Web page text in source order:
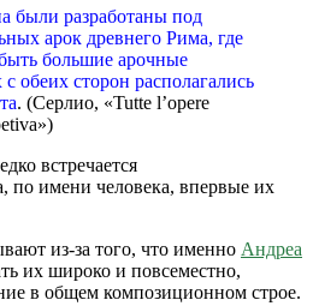
были разработаны под
арок древнего Рима, где
большие арочные
обеих сторон располагались
. (Серлио, «Tutte l’opere
встречается
по имени человека, впервые их
из-за того, что именно Андреа
их широко и повсеместно,
в общем композиционном строе.